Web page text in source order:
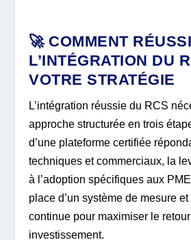
🚀 COMMENT
L’INTÉGRATION DU
VOTRE STRATÉGIE
L’intégration réussie du RCS
approche structurée en trois
d’une plateforme certifiée
techniques et commerciaux, la
à l’adoption spécifiques aux
place d’un système de mesure et
continue pour maximiser le
investissement.